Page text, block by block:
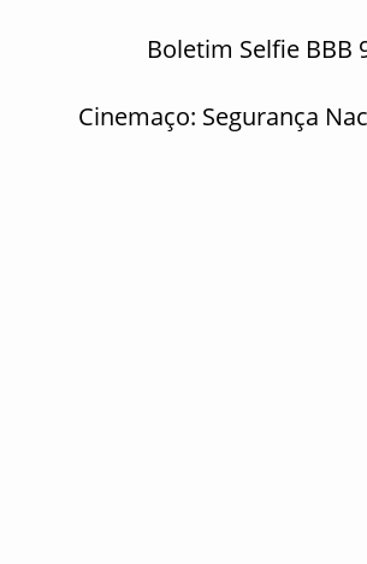
Boletim Selfie BBB
Cinemaço: Segurança